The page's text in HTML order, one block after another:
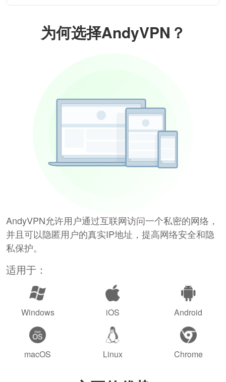
为何选择AndyVPN？
AndyVPN允许用户通过互联网访问一个私密的网络，
并且可以隐匿用户的真实IP地址，提高网络安全和隐
私保护。
适用于：
Windows iOS Android
macOS Linux Chrome